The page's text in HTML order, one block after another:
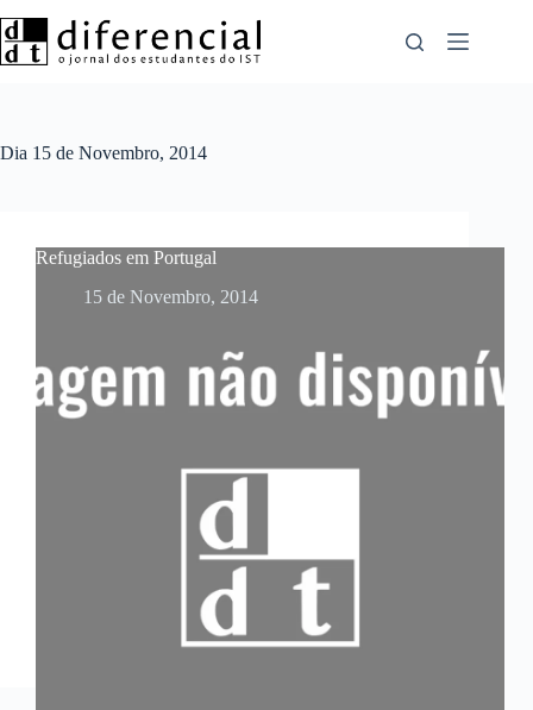
para
o
Dia 15 de Novembro, 2014
Refugiados em Portugal
15 de Novembro, 2014